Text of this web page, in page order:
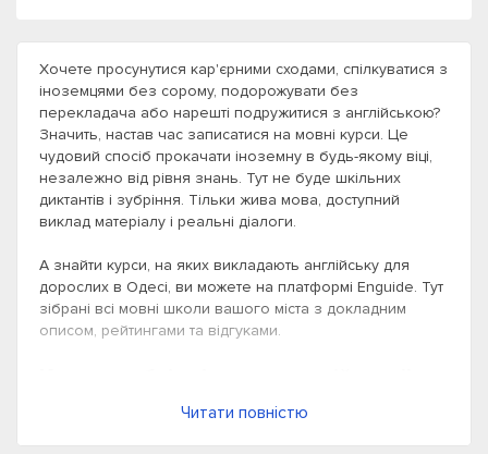
Хочете просунутися кар'єрними сходами, спілкуватися з
іноземцями без сорому, подорожувати без
перекладача або нарешті подружитися з англійською?
Значить, настав час записатися на мовні курси. Це
чудовий спосіб прокачати іноземну в будь-якому віці,
незалежно від рівня знань. Тут не буде шкільних
диктантів і зубріння. Тільки жива мова, доступний
виклад матеріалу і реальні діалоги.
А знайти курси, на яких викладають англійську для
дорослих в Одесі, ви можете на платформі Enguide. Тут
зібрані всі мовні школи вашого міста з докладним
описом, рейтингами та відгуками.
мови для дорослих
Англійська для дорослих — це курси, які стануть у
Читати повністю